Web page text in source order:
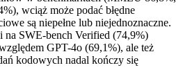
wciąż może podać błędne
są niepełne lub niejednoznaczne.
SWE-bench Verified (74,9%)
GPT-4o (69,1%), ale też
kodowych nadal kończy się